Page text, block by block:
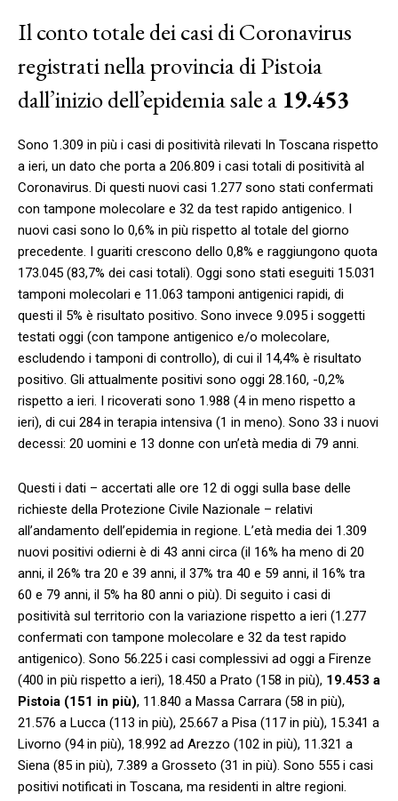
Il conto totale dei casi di Coronavirus
registrati nella provincia di Pistoia
dall’inizio dell’epidemia sale a 19.453
Sono 1.309 in più i casi di positività rilevati In Toscana rispetto
a ieri, un dato che porta a 206.809 i casi totali di positività al
Coronavirus. Di questi nuovi casi 1.277 sono stati confermati
con tampone molecolare e 32 da test rapido antigenico. I
nuovi casi sono lo 0,6% in più rispetto al totale del giorno
precedente. I guariti crescono dello 0,8% e raggiungono quota
173.045 (83,7% dei casi totali). Oggi sono stati eseguiti 15.031
tamponi molecolari e 11.063 tamponi antigenici rapidi, di
questi il 5% è risultato positivo. Sono invece 9.095 i soggetti
testati oggi (con tampone antigenico e/o molecolare,
escludendo i tamponi di controllo), di cui il 14,4% è risultato
positivo. Gli attualmente positivi sono oggi 28.160, -0,2%
rispetto a ieri. I ricoverati sono 1.988 (4 in meno rispetto a
ieri), di cui 284 in terapia intensiva (1 in meno). Sono 33 i nuovi
decessi: 20 uomini e 13 donne con un’età media di 79 anni.
Questi i dati – accertati alle ore 12 di oggi sulla base delle
richieste della Protezione Civile Nazionale – relativi
all’andamento dell’epidemia in regione. L’età media dei 1.309
nuovi positivi odierni è di 43 anni circa (il 16% ha meno di 20
anni, il 26% tra 20 e 39 anni, il 37% tra 40 e 59 anni, il 16% tra
60 e 79 anni, il 5% ha 80 anni o più). Di seguito i casi di
positività sul territorio con la variazione rispetto a ieri (1.277
confermati con tampone molecolare e 32 da test rapido
antigenico). Sono 56.225 i casi complessivi ad oggi a Firenze
(400 in più rispetto a ieri), 18.450 a Prato (158 in più), 19.453 a
Pistoia (151 in più), 11.840 a Massa Carrara (58 in più),
21.576 a Lucca (113 in più), 25.667 a Pisa (117 in più), 15.341 a
Livorno (94 in più), 18.992 ad Arezzo (102 in più), 11.321 a
Siena (85 in più), 7.389 a Grosseto (31 in più). Sono 555 i casi
positivi notificati in Toscana, ma residenti in altre regioni.